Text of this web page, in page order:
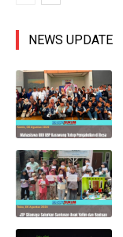
NEWS UPDATE